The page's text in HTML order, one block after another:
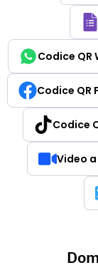
Codice QR
Codice QR
Codice
Video a